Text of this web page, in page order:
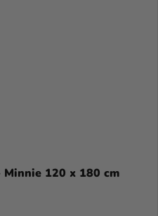
Minnie 120 x 180 cm